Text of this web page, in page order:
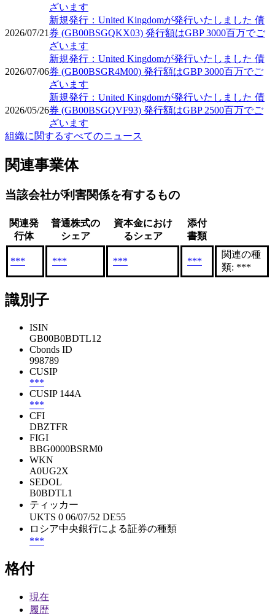
ざいます
2026/07/21
新規発行：United Kingdomが発行いたしました 債
券 (GB00BSGQKX03) 発行額はGBP 3000百万でご
ざいます
2026/07/06
新規発行：United Kingdomが発行いたしました 債
券 (GB00BSGR4M00) 発行額はGBP 3000百万でご
ざいます
2026/05/26
新規発行：United Kingdomが発行いたしました 債
券 (GB00BSGQVF93) 発行額はGBP 2500百万でご
ざいます
組織に関するすべてのニュース
関連事業体
当該会社が利害関係を有するもの
関連発
行体
普通株式の
シェア
資本金におけ
るシェア
添付
書類
*** *** *** ***
関連の種
類: ***
識別子
ISIN
GB00B0BDTL12
Cbonds ID
998789
CUSIP
***
CUSIP 144A
***
CFI
DBZTFR
FIGI
BBG0000BSRM0
WKN
A0UG2X
SEDOL
B0BDTL1
ティッカー
UKTS 0 06/07/52 DE55
ロシア中央銀行による証券の種類
***
格付
現在
履歴